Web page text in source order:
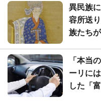
異民族
容所送
族たち
「本当
ーリに
した「